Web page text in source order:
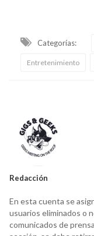
Categorías:
Entretenimiento
Redacción
En esta cuenta se
usuarios eliminados o
comunicados de